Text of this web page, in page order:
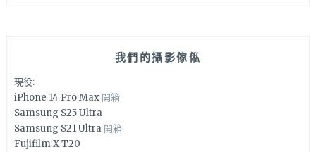
我們的攝影傢俬
現役:
iPhone 14 Pro Max 開箱
Samsung S25 Ultra
Samsung S21 Ultra 開箱
Fujifilm X-T20